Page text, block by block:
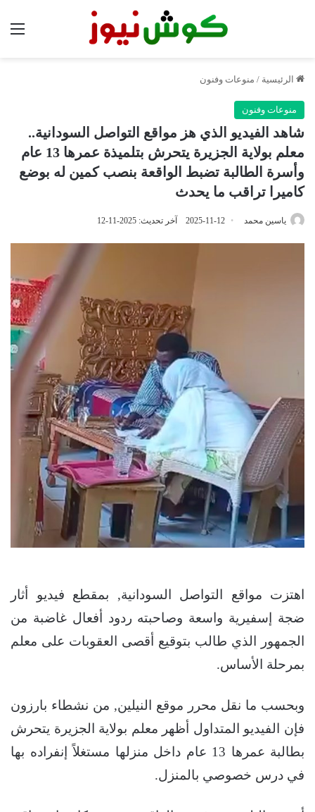
الرئيسية / منوعات وفنون
منوعات وفنون
شاهد الفيديو الذي هز مواقع التواصل السودانية..
معلم بولاية الجزيرة يتحرش بتلميذة عمرها 13 عام
وأسرة الطالبة تضبط الواقعة بنصب كمين له بوضع
كاميرا تراقب ما يحدث
ياسين محمد 2025-11-12 آخر تحديث: 2025-11-12
اهتزت مواقع التواصل السودانية, بمقطع فيديو أثار
ضجة إسفيرية واسعة وصاحبته ردود أفعال غاضبة من
الجمهور الذي طالب بتوقيع أقصى العقوبات على معلم
بمرحلة الأساس.
وبحسب ما نقل محرر موقع النيلين, من نشطاء بارزون
فإن الفيديو المتداول أظهر معلم بولاية الجزيرة يتحرش
بطالبة عمرها 13 عام داخل منزلها مستغلاً إنفراده بها
في درس خصوصي بالمنزل.